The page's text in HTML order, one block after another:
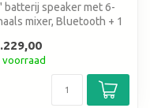
batterij speaker met 6-
mixer, Bluetooth + 1
voorraad